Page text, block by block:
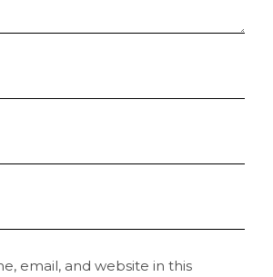
email, and website in this